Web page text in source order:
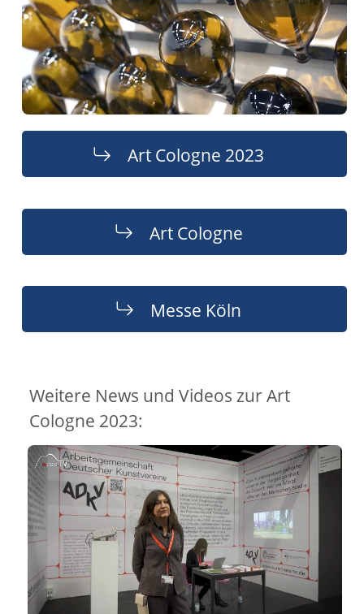
Art Cologne 2023
Art Cologne
Messe Köln
Weitere News und Videos zur Art
Cologne 2023: